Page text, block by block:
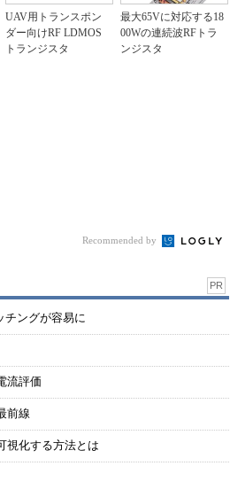
UAV用トランスポン
ダー向けRF LDMOS
トランジスタ
最大65Vに対応する18
00Wの連続波RFトラ
ンジスタ
Recommended by
PR
チングが容易に
流評価
前線
視化する方法とは